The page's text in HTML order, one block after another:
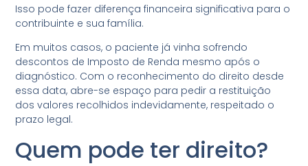
Isso pode fazer diferença financeira significativa para o
contribuinte e sua família.
Em muitos casos, o paciente já vinha sofrendo
descontos de Imposto de Renda mesmo após o
diagnóstico. Com o reconhecimento do direito desde
essa data, abre-se espaço para pedir a restituição
dos valores recolhidos indevidamente, respeitado o
prazo legal.
Quem pode ter direito?